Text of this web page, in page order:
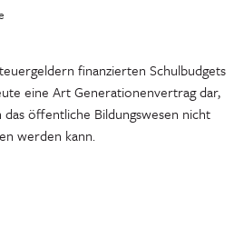
finanzierten Schulbudgets
eine Art Generationenvertrag dar,
öffentliche Bildungswesen nicht
werden kann.